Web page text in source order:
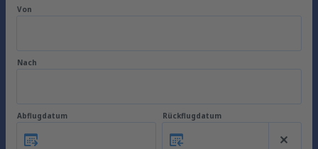
Von
Nach
Abflugdatum Rückflugdatum